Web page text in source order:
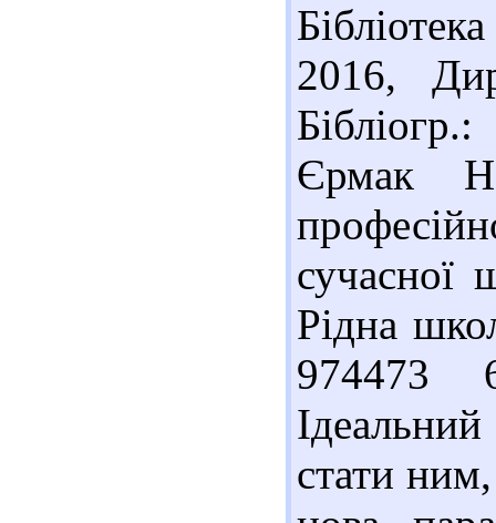
2016,
Єрмак
сучасної
Рідна
974473
стати